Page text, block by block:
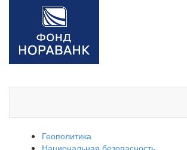
Геополитика
Национальная безопасность